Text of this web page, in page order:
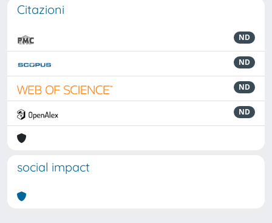
Citazioni
ND
ND
ND
ND
social impact